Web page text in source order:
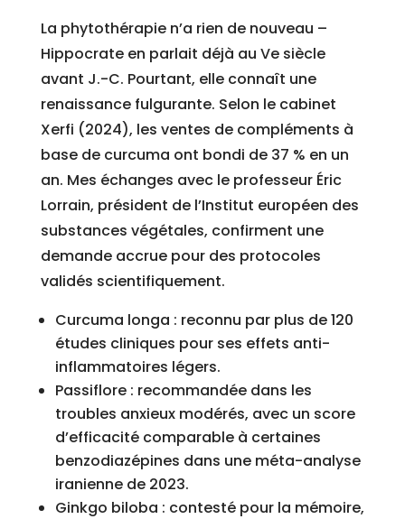
La phytothérapie n’a rien de nouveau –
Hippocrate en parlait déjà au Ve siècle
avant J.-C. Pourtant, elle connaît une
renaissance fulgurante. Selon le cabinet
Xerfi (2024), les ventes de compléments à
base de curcuma ont bondi de 37 % en un
an. Mes échanges avec le professeur Éric
Lorrain, président de l’Institut européen des
substances végétales, confirment une
demande accrue pour des protocoles
validés scientifiquement.
Curcuma longa : reconnu par plus de 120
études cliniques pour ses effets anti-
inflammatoires légers.
Passiflore : recommandée dans les
troubles anxieux modérés, avec un score
d’efficacité comparable à certaines
benzodiazépines dans une méta-analyse
iranienne de 2023.
Ginkgo biloba : contesté pour la mémoire,